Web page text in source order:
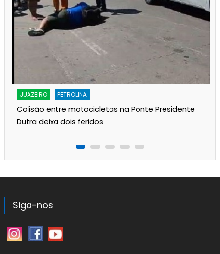
JUAZEIRO PETROLINA
Colisão entre motocicletas na Ponte Presidente
Dutra deixa dois feridos
Siga-nos